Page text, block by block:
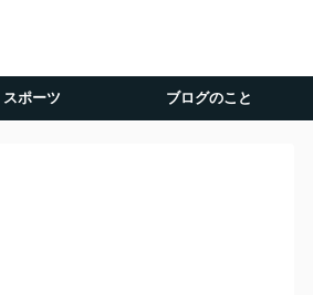
スポーツ ブログのこと